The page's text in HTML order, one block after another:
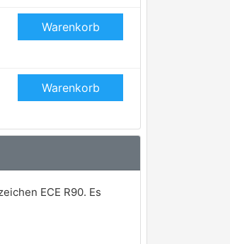
Warenkorb
Warenkorb
ECE R90. Es